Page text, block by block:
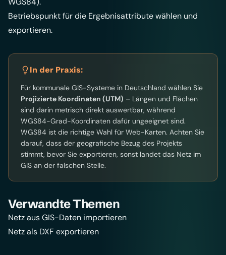
Betriebspunkt für die Ergebnisattribute wählen und
exportieren.
In der Praxis:
Für kommunale GIS-Systeme in Deutschland wählen Sie
Projizierte Koordinaten (UTM) – Längen und Flächen
sind darin metrisch direkt auswertbar, während
WGS84-Grad-Koordinaten dafür ungeeignet sind.
WGS84 ist die richtige Wahl für Web-Karten. Achten Sie
darauf, dass der geografische Bezug des Projekts
stimmt, bevor Sie exportieren, sonst landet das Netz im
GIS an der falschen Stelle.
Verwandte Themen
Netz aus GIS-Daten importieren
Netz als DXF exportieren